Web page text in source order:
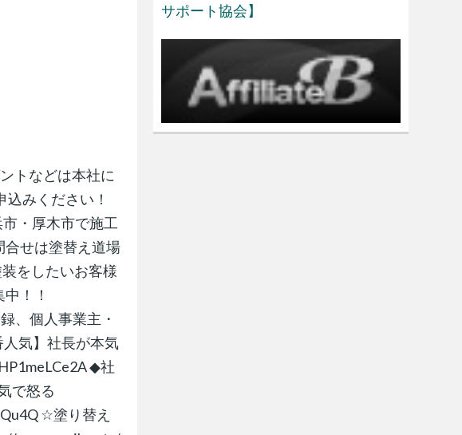
トなどは本社に
みください！
・厚木市で施工
合せは塗替え道場
をしたいお客様
！！
、個人事業主・
気】社長が本気
◆社
で怒る
☆塗り替え
サポート協会】